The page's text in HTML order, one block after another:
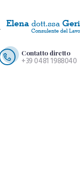
Contatto diretto
+39 0481 1988040